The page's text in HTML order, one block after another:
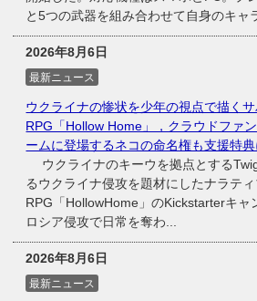
と5つの武器を組み合わせて自身のキャ
2026年8月6日
最新ニュース
ウクライナの惨状を少年の視点で描く
RPG「Hollow Home」，クラウドファ
ームに登場するネコの命名権も支援特典
ウクライナのキーウを拠点とする
るウクライナ侵攻を題材にしたナラテ
RPG「HollowHome」のKickstarterキャ
ロシア侵攻で日常を奪わ...
2026年8月6日
最新ニュース